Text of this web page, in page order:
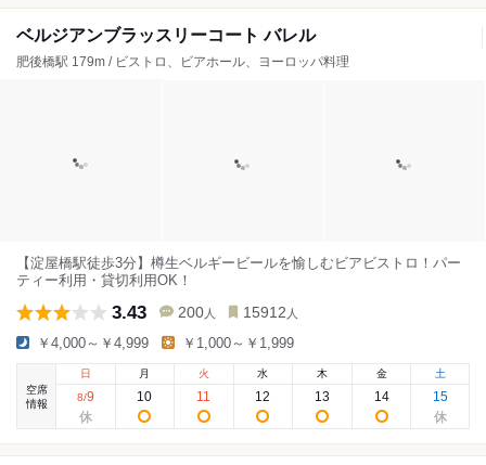
ベルジアンブラッスリーコート バレル
肥後橋駅 179m / ビストロ、ビアホール、ヨーロッパ料理
【淀屋橋駅徒歩3分】樽生ベルギービールを愉しむビアビストロ！パー
ティー利用・貸切利用OK！
3.43 200 人 15912 人
￥4,000～￥4,999 ￥1,000～￥1,999
空席
情報
日
8/9
月
10
火
11
水
12
木
13
金
14
土
15